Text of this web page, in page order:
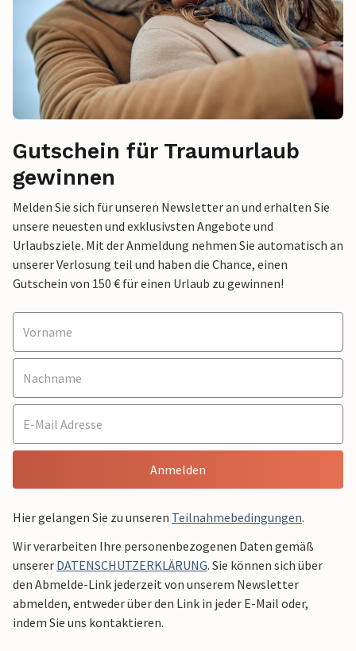
Gutschein für Traumurlaub
gewinnen
Melden Sie sich für unseren Newsletter an und erhalten Sie
unsere neuesten und exklusivsten Angebote und
Urlaubsziele. Mit der Anmeldung nehmen Sie automatisch an
unserer Verlosung teil und haben die Chance, einen
Gutschein von 150 € für einen Urlaub zu gewinnen!
Anmelden
Hier gelangen Sie zu unseren Teilnahmebedingungen.
Wir verarbeiten Ihre personenbezogenen Daten gemäß
unserer DATENSCHUTZERKLÄRUNG. Sie können sich über
den Abmelde-Link jederzeit von unserem Newsletter
abmelden, entweder über den Link in jeder E-Mail oder,
indem Sie uns kontaktieren.